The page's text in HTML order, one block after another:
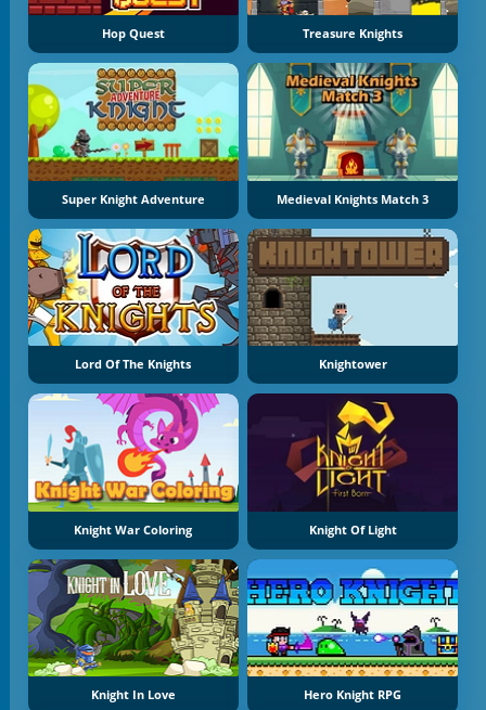
Hop Quest Treasure Knights
Super Knight Adventure Medieval Knights Match 3
Lord Of The Knights Knightower
Knight War Coloring Knight Of Light
Knight In Love Hero Knight RPG